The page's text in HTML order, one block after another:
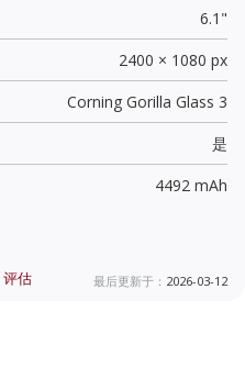
6.1"
2400 × 1080 px
Corning Gorilla Glass 3
是
4492 mAh
评估 最后更新于： 2026-03-12